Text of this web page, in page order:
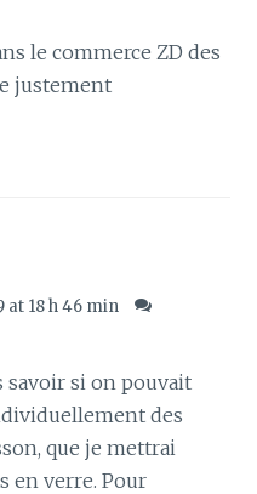
le commerce ZD des
justement
at 18 h 46 min
savoir si on pouvait
des
que je mettrai
en verre. Pour